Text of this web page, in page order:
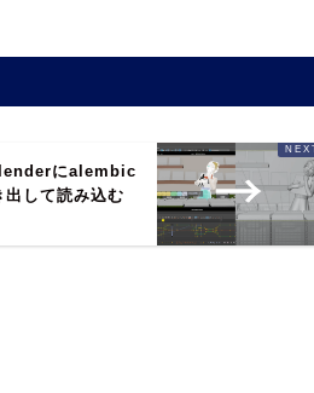
にalembic
出して読み込む